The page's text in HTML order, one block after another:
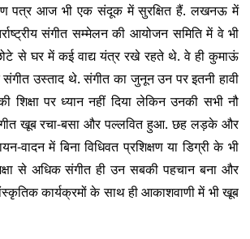
पत्र आज भी एक संदूक में सुरक्षित हैं. लखनऊ में
संगीत सम्मेलन की आयोजन समिति में वे भी
से घर में कई वाद्य यंत्र रखे रहते थे. वे ही कुमाऊं
संगीत उस्ताद थे. संगीत का जुनून उन पर इतनी हावी
शिक्षा पर ध्यान नहीं दिया लेकिन उनकी सभी नौ
खूब रचा-बसा और पल्लवित हुआ. छह लड़के और
वादन में बिना विधिवत प्रशिक्षण या डिग्री के भी
से अधिक संगीत ही उन सबकी पहचान बना और
कार्यक्रमों के साथ ही आकाशवाणी में भी खूब